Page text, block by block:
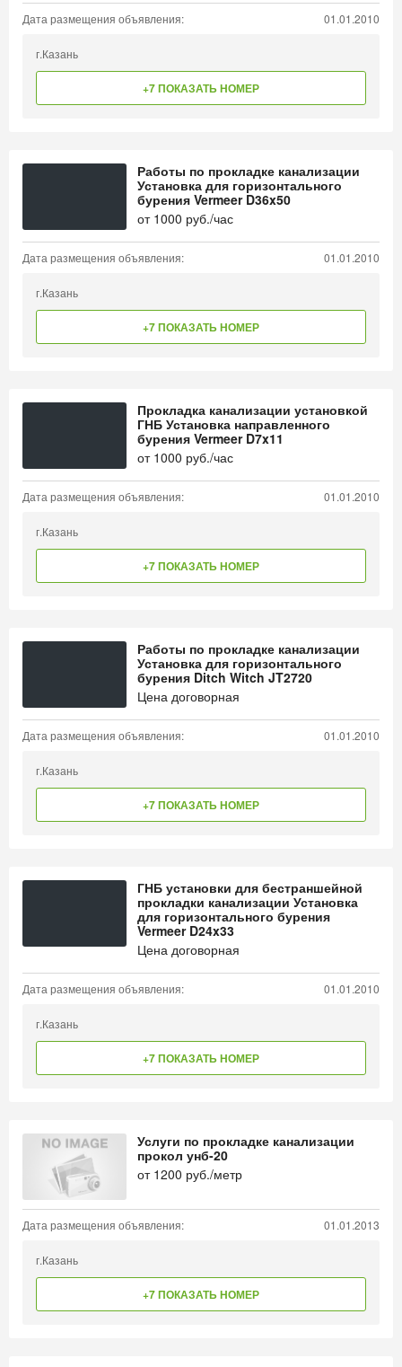
Дата размещения объявления: 01.01.2010
г.Казань
+7 ПОКАЗАТЬ НОМЕР
Работы по прокладке канализации
Установка для горизонтального
бурения Vermeer D36x50
от 1000 руб./час
Дата размещения объявления: 01.01.2010
г.Казань
+7 ПОКАЗАТЬ НОМЕР
Прокладка канализации установкой
ГНБ Установка направленного
бурения Vermeer D7x11
от 1000 руб./час
Дата размещения объявления: 01.01.2010
г.Казань
+7 ПОКАЗАТЬ НОМЕР
Работы по прокладке канализации
Установка для горизонтального
бурения Ditch Witch JT2720
Цена договорная
Дата размещения объявления: 01.01.2010
г.Казань
+7 ПОКАЗАТЬ НОМЕР
ГНБ установки для бестраншейной
прокладки канализации Установка
для горизонтального бурения
Vermeer D24x33
Цена договорная
Дата размещения объявления: 01.01.2010
г.Казань
+7 ПОКАЗАТЬ НОМЕР
Услуги по прокладке канализации
прокол унб-20
от 1200 руб./метр
Дата размещения объявления: 01.01.2013
г.Казань
+7 ПОКАЗАТЬ НОМЕР